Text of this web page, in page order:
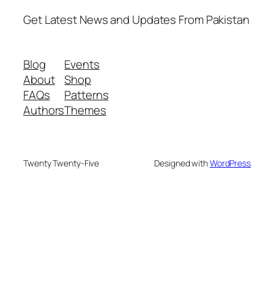
Get Latest News and Updates From Pakistan
Blog
About
FAQs
Authors
Events
Shop
Patterns
Themes
Twenty Twenty-Five Designed withWordPress